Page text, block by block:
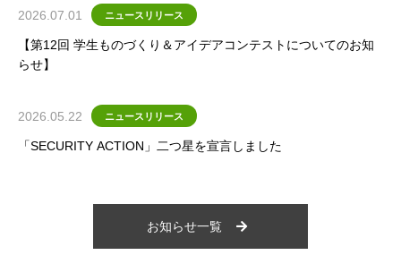
2026.07.01 ニュースリリース
【第12回 学生ものづくり＆アイデアコンテストについてのお知
らせ】
2026.05.22 ニュースリリース
「SECURITY ACTION」二つ星を宣言しました
お知らせ一覧